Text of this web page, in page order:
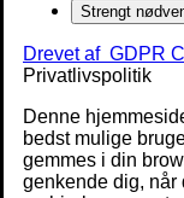
Strengt
Drevet af GDPR
Privatlivspolitik
Denne
bedst mulige
gemmes i din
genkende dig, når